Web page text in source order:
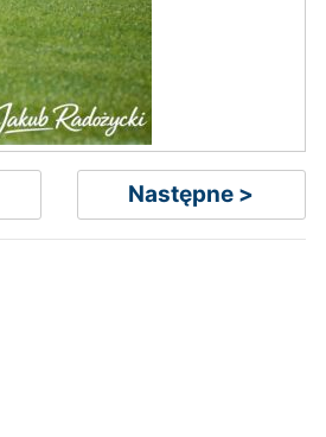
Następne >